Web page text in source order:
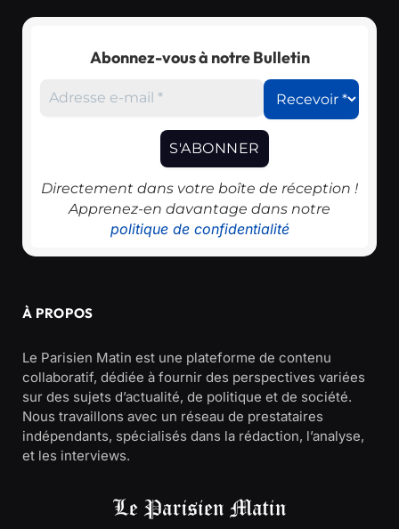
Abonnez-vous à notre Bulletin
Directement dans votre boîte de réception !
Apprenez-en davantage dans notre
politique de confidentialité
À PROPOS
Le Parisien Matin est une plateforme de contenu
collaboratif, dédiée à fournir des perspectives variées
sur des sujets d’actualité, de politique et de société.
Nous travaillons avec un réseau de prestataires
indépendants, spécialisés dans la rédaction, l’analyse,
et les interviews.